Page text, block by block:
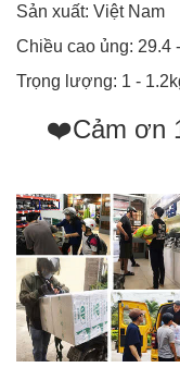
Sản xuất: Việt Nam
Chiều cao ủng: 29.4
Trọng lượng: 1 -
❤️Cảm ơn